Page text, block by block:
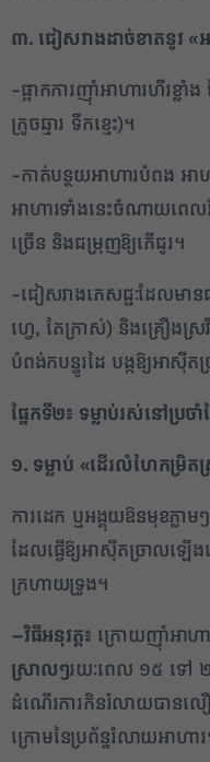
៣. ជៀសវាងដាច់ខាតនូវ «
-ផ្អាកការញ៉ាំអាហារហឹរខ្លាំង
ក្រូចឆ្មារ ទឹកខ្មេះ)។
-កាត់បន្ថយអាហារបំពង អាហ
អាហារទាំងនេះចំណាយពេល
ច្រើន និងជម្រុញឱ្យភើជូរ។
-ជៀសវាងភេសជ្ជៈដែលមា
ហ្វេ, តែក្រាស់) និងគ្រឿងស្រវឹ
បំពង់កបន្ធូរដៃ បង្កឱ្យអាស៊ី
ផ្នែកទី២៖ ទម្លាប់រស់នៅប្រចាំ
១. ទម្លាប់ «ដើរលំហែកម្រិត
ការដេក ឬអង្គុយឱនមុខភ្លា
ដែលធ្វើឱ្យអាស៊ីតច្រាលឡើង
ក្រហាយទ្រូង។
–វិធីអនុវត្ត៖ក្រោយញ៉ាំអាហារ
ស្រាលៗរយៈពេល ១៥ ទៅ ២
ដំណើរការកិនរំលាយបានលឿ
ក្រោមនៃប្រព័ន្ធរំលាយអាហា
✕